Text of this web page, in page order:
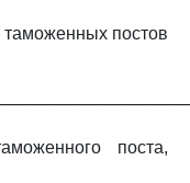
постов
поста,